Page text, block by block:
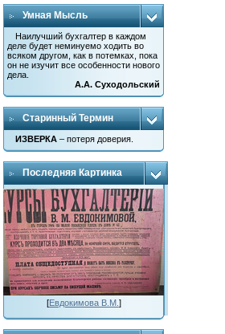
Умная Мысль
Наилучший бухгалтер в каждом
деле будет неминуемо ходить во
всяком другом, как в потемках, пока
он не изучит все особенности нового
дела.
А.А. Суходольский
Старинный Термин
ИЗВЕРКА – потеря доверия.
Последняя Картинка
[Евдокимова В.М. ]